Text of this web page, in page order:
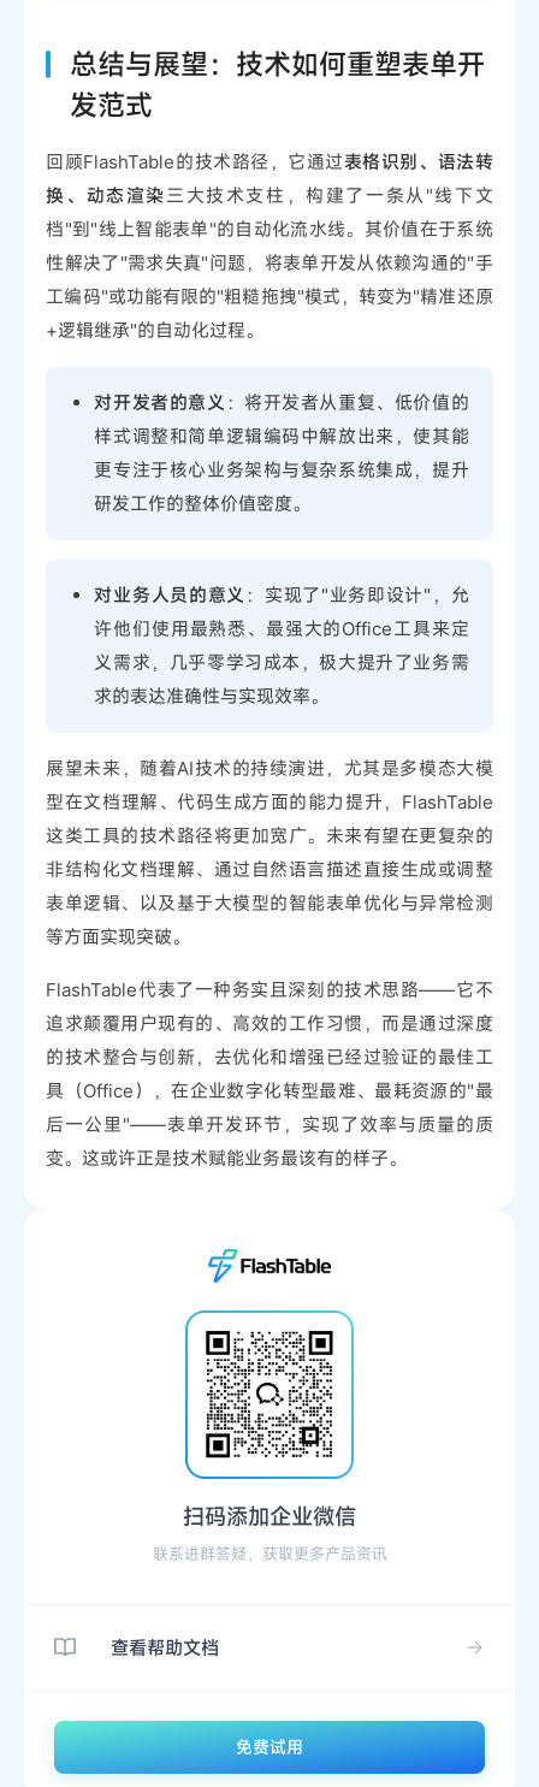
总结与展望：技术如何重塑表单开
发范式
回顾FlashTable的技术路径，它通过表格识别、语法转
换、动态渲染 三大技术支柱，构建了一条从"线下文
档"到"线上智能表单"的自动化流水线。其价值在于系统
性解决了"需求失真"问题，将表单开发从依赖沟通的"手
工编码"或功能有限的"粗糙拖拽"模式，转变为"精准还原
+逻辑继承"的自动化过程。
对开发者的意义 ：将开发者从重复、低价值的
样式调整和简单逻辑编码中解放出来，使其能
更专注于核心业务架构与复杂系统集成，提升
研发工作的整体价值密度。
对业务人员的意义 ：实现了"业务即设计"，允
许他们使用最熟悉、最强大的Office工具来定
义需求，几乎零学习成本，极大提升了业务需
求的表达准确性与实现效率。
展望未来，随着AI技术的持续演进，尤其是多模态大模
型在文档理解、代码生成方面的能力提升，FlashTable
这类工具的技术路径将更加宽广。未来有望在更复杂的
非结构化文档理解、通过自然语言描述直接生成或调整
表单逻辑、以及基于大模型的智能表单优化与异常检测
等方面实现突破。
FlashTable代表了一种务实且深刻的技术思路——它不
追求颠覆用户现有的、高效的工作习惯，而是通过深度
的技术整合与创新，去优化和增强已经过验证的最佳工
具（Office），在企业数字化转型最难、最耗资源的"最
后一公里"——表单开发环节，实现了效率与质量的质
变。这或许正是技术赋能业务最该有的样子。
扫码添加企业微信
联系进群答疑，获取更多产品资讯
查看帮助文档
免费试用